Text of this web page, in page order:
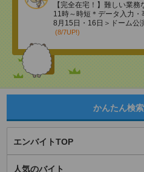
【完全在宅！】難しい業
11時～時短＊データ入力・
8月15日・16日＞ドーム公
(8/7UP!)
かんたん検
エンバイトTOP
人気のバイト